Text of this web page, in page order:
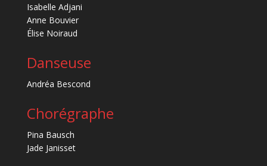
Isabelle Adjani
Anne Bouvier
Élise Noiraud
Danseuse
Andréa Bescond
Chorégraphe
Pina Bausch
Jade Janisset